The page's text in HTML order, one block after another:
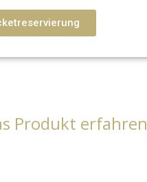
Produkt erfahren